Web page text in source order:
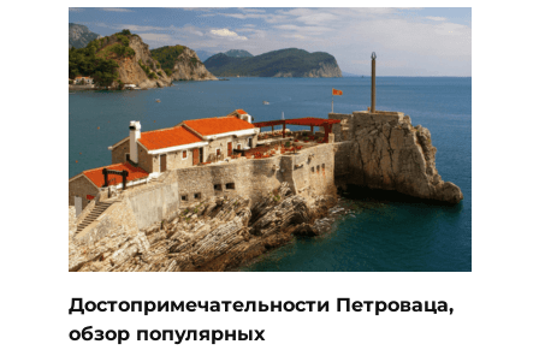
Достопримечательности Петроваца,
обзор популярных